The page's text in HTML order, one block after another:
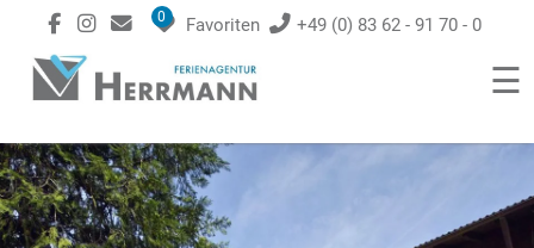
0 Favoriten +49 (0) 83 62 - 91 70 - 0
☰